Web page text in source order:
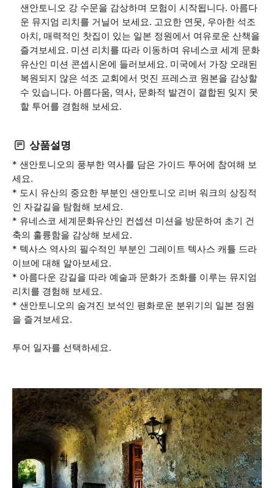
샌안토니오 강 수문을 감상하며 모험이 시작됩니다. 아름다
운 뮤지엄 리치를 거닐어 보세요. 고요한 연못, 우아한 석조
아치, 매력적인 찻집이 있는 일본 정원에서 여유로운 산책을
즐겨보세요. 미션 리치를 따라 이동하며 유네스코 세계 문화
유산인 미션 콘셉시온에 들러보세요. 미국에서 가장 오래된
복원되지 않은 석조 교회에서 멋진 프레스코 원본을 감상할
수 있습니다. 아름다움, 역사, 문화적 발견이 결합된 잊지 못
할 투어를 경험해 보세요.
상품설명
* 샌안토니오의 풍부한 역사를 담은 가이드 투어에 참여해 보
세요.
* 도시 유산의 중요한 부분인 샌안토니오 리버 워크의 상징적
인 자갈길을 탐험해 보세요.
* 유네스코 세계문화유산인 컨셉션 미션을 방문하여 초기 건
축의 훌륭함을 감상해 보세요.
* 텍사스 역사의 필수적인 부분인 그레이트 텍사스 캐틀 드라
이브에 대해 알아보세요.
* 아름다운 강길을 따라 예술과 문화가 조화를 이루는 뮤지엄
리치를 경험해 보세요.
* 샌안토니오의 숨겨진 보석인 평화로운 분위기의 일본 정원
을 즐겨보세요.
투어 일자를 선택하세요.